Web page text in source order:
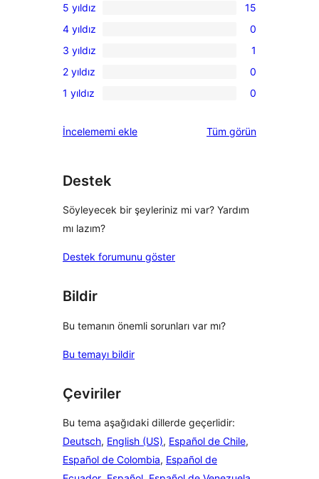
15
5
yıldızlı
inceleme
5 yıldız 15
0
4
yıldızlı
inceleme
4 yıldız 0
1
3
yıldızlı
3 yıldız 1
0
2
inceleme
2 yıldız 0
0
yıldızlı
1 yıldız 0
İncelememi ekle Tüm değerlendirmeleri
görün
Destek
Söyleyecek bir şeyleriniz mi var? Yardım
mı lazım?
Destek forumunu göster
Bildir
Bu temanın önemli sorunları var mı?
Bu temayı bildir
Çeviriler
Bu tema aşağıdaki dillerde geçerlidir:
Deutsch, English (US), Español de Chile,
Español de Colombia, Español de